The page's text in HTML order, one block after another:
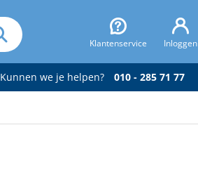
Klantenservice Inloggen
Kunnen we je helpen? 010 - 285 71 77